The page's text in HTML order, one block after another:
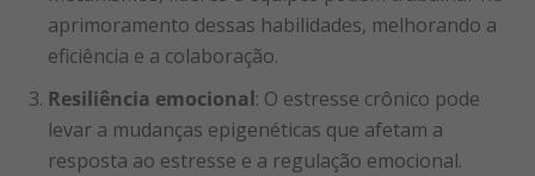
aprimoramento dessas habilidades, melhorando a
eficiência e a colaboração.
Resiliência emocional: O estresse crônico pode
levar a mudanças epigenéticas que afetam a
resposta ao estresse e a regulação emocional.